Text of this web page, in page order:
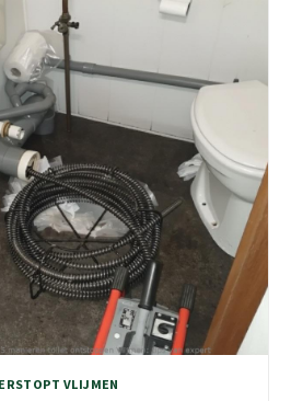
VLIJMEN